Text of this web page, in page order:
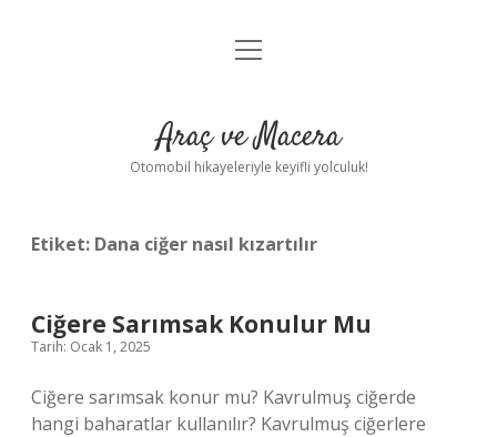
Anasayfa
Yasal Uyarı
menüyü
Araç ve Macera
Otomobil hikayeleriyle keyifli yolculuk!
Etiket: Dana ciğer nasıl kızartılır
Ciğere Sarımsak Konulur Mu
Tarih: Ocak 1, 2025
Ciğere sarımsak konur mu? Kavrulmuş ciğerde
hangi baharatlar kullanılır? Kavrulmuş ciğerlere